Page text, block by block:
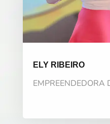
ELY RIBEIRO